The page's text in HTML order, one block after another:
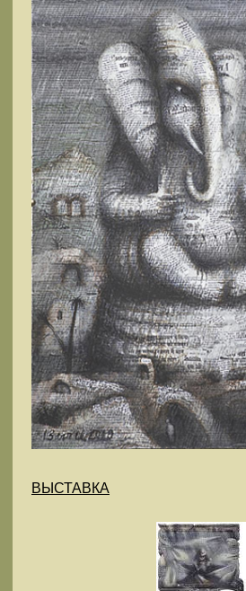
ВЫСТАВКА